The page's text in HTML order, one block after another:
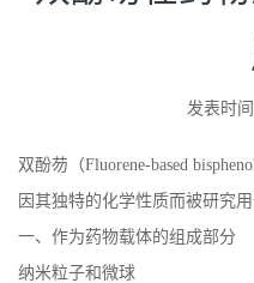
发表时
双酚芴（Fluorene-based bisphenol
因其独特的化学性质而被研究
一、作为药物载体的组成部分
纳米粒子和微球